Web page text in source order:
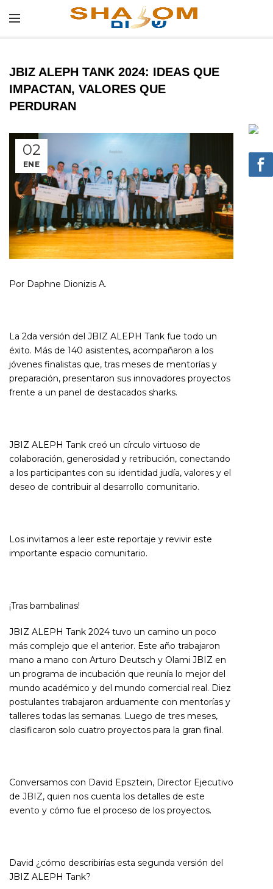
JBIZ ALEPH TANK 2024: IDEAS QUE
IMPACTAN, VALORES QUE
PERDURAN
02
ENE
Por Daphne Dionizis A.
La 2da versión del JBIZ ALEPH Tank fue todo un
éxito. Más de 140 asistentes, acompañaron a los
jóvenes finalistas que, tras meses de mentorías y
preparación, presentaron sus innovadores proyectos
frente a un panel de destacados sharks.
JBIZ ALEPH Tank creó un círculo virtuoso de
colaboración, generosidad y retribución, conectando
a los participantes con su identidad judía, valores y el
deseo de contribuir al desarrollo comunitario.
Los invitamos a leer este reportaje y revivir este
importante espacio comunitario.
¡Tras bambalinas!
JBIZ ALEPH Tank 2024 tuvo un camino un poco
más complejo que el anterior. Este año trabajaron
mano a mano con Arturo Deutsch y Olami JBIZ en
un programa de incubación que reunía lo mejor del
mundo académico y del mundo comercial real. Diez
postulantes trabajaron arduamente con mentorías y
talleres todas las semanas. Luego de tres meses,
clasificaron solo cuatro proyectos para la gran final.
Conversamos con David Epsztein, Director Ejecutivo
de JBIZ, quien nos cuenta los detalles de este
evento y cómo fue el proceso de los proyectos.
David ¿cómo describirías esta segunda versión del
JBIZ ALEPH Tank?